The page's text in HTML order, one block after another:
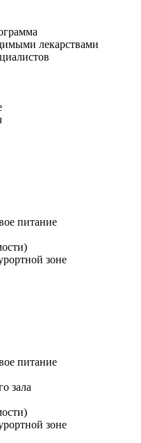
лекарствами
питание
зоне
питание
зала
зоне